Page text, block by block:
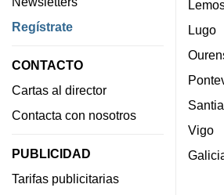
Regístrate
CONTACTO
Cartas al director
Contacta con nosotros
PUBLICIDAD
Tarifas publicitarias
Lugo
Vigo